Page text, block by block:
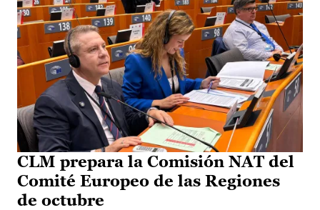
CLM prepara la Comisión NAT del
Comité Europeo de las Regiones
de octubre